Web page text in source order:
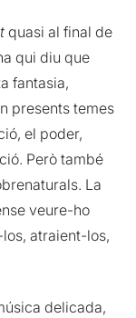
quasi al final de
qui diu que
fantasia,
presents temes
el poder,
Però també
La
veure-ho
atraient-los,
delicada,